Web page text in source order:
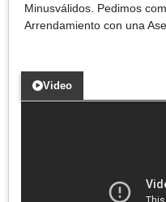
Minusválidos. Pedimos
Arrendamiento con una
Video